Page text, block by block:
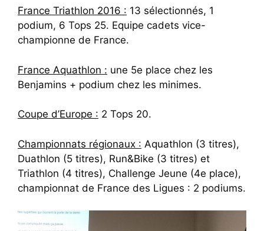
France Triathlon 2016 : 13 sélectionnés, 1
podium, 6 Tops 25. Equipe cadets vice-
championne de France.
France Aquathlon : une 5e place chez les
Benjamins + podium chez les minimes.
Coupe d’Europe : 2 Tops 20.
Championnats régionaux : Aquathlon (3 titres),
Duathlon (5 titres), Run&Bike (3 titres) et
Triathlon (4 titres), Challenge Jeune (4e place),
championnat de France des Ligues : 2 podiums.